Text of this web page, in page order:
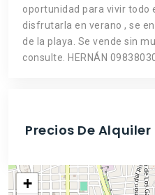
oportunidad para vivir todo
disfrutarla en verano , se
de la playa. Se vende sin
consulte. HERNÁN
Precios De Alquiler
+